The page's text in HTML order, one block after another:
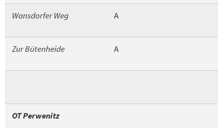
Wansdorfer Weg A
Zur Bütenheide A
OT Perwenitz